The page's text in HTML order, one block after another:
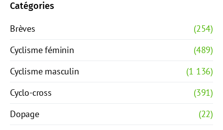
Catégories
Brèves
(254)
Cyclisme féminin
(489)
Cyclisme masculin
(1 136)
Cyclo-cross
(391)
Dopage
(22)